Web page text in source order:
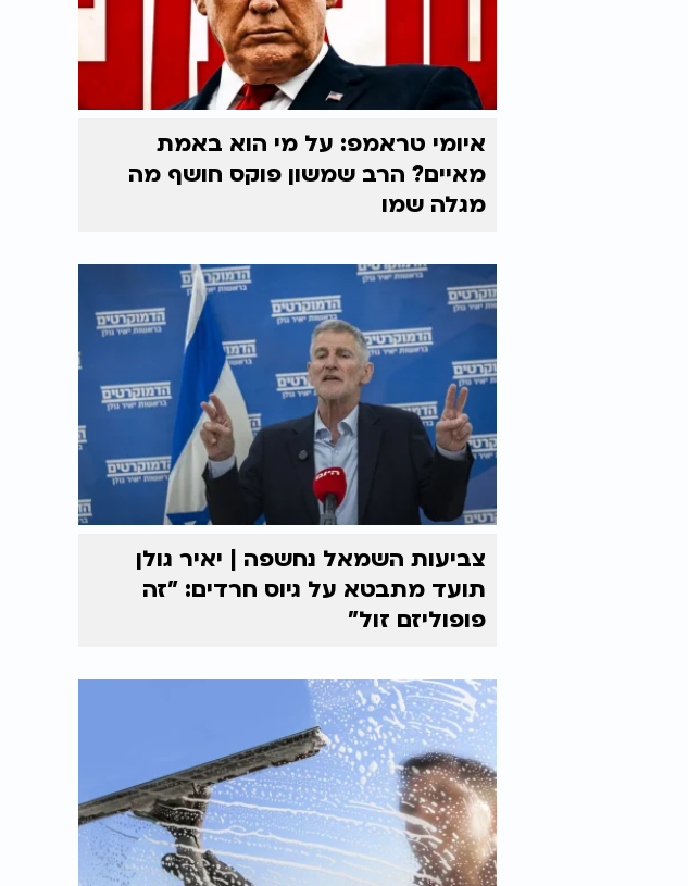
איומי טראמפ: על מי הוא באמת
מאיים? הרב שמשון פוקס חושף מה
מגלה שמו
צביעות השמאל נחשפה | יאיר גולן
תועד מתבטא על גיוס חרדים: "זה
פופוליזם זול"